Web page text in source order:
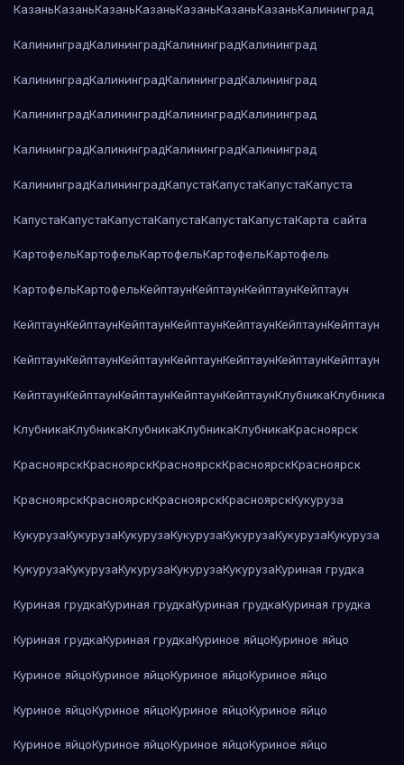
КазаньКазаньКазаньКазаньКазаньКазаньКазаньКалининград
КалининградКалининградКалининградКалининград
КалининградКалининградКалининградКалининград
КалининградКалининградКалининградКалининград
КалининградКалининградКалининградКалининград
КалининградКалининградКапустаКапустаКапустаКапуста
КапустаКапустаКапустаКапустаКапустаКапустаКарта сайта
КартофельКартофельКартофельКартофельКартофель
КартофельКартофельКейптаунКейптаунКейптаунКейптаун
КейптаунКейптаунКейптаунКейптаунКейптаунКейптаунКейптаун
КейптаунКейптаунКейптаунКейптаунКейптаунКейптаунКейптаун
КейптаунКейптаунКейптаунКейптаунКейптаунКлубникаКлубника
КлубникаКлубникаКлубникаКлубникаКлубникаКрасноярск
КрасноярскКрасноярскКрасноярскКрасноярскКрасноярск
КрасноярскКрасноярскКрасноярскКрасноярскКукуруза
КукурузаКукурузаКукурузаКукурузаКукурузаКукурузаКукуруза
КукурузаКукурузаКукурузаКукурузаКукурузаКуриная грудка
Куриная грудкаКуриная грудкаКуриная грудкаКуриная грудка
Куриная грудкаКуриная грудкаКуриное яйцоКуриное яйцо
Куриное яйцоКуриное яйцоКуриное яйцоКуриное яйцо
Куриное яйцоКуриное яйцоКуриное яйцоКуриное яйцо
Куриное яйцоКуриное яйцоКуриное яйцоКуриное яйцо